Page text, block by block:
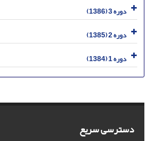
دوره 3 (1386)
دوره 2 (1385)
دوره 1 (1384)
دسترسی سریع